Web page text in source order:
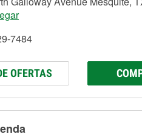
7484
OFERTAS